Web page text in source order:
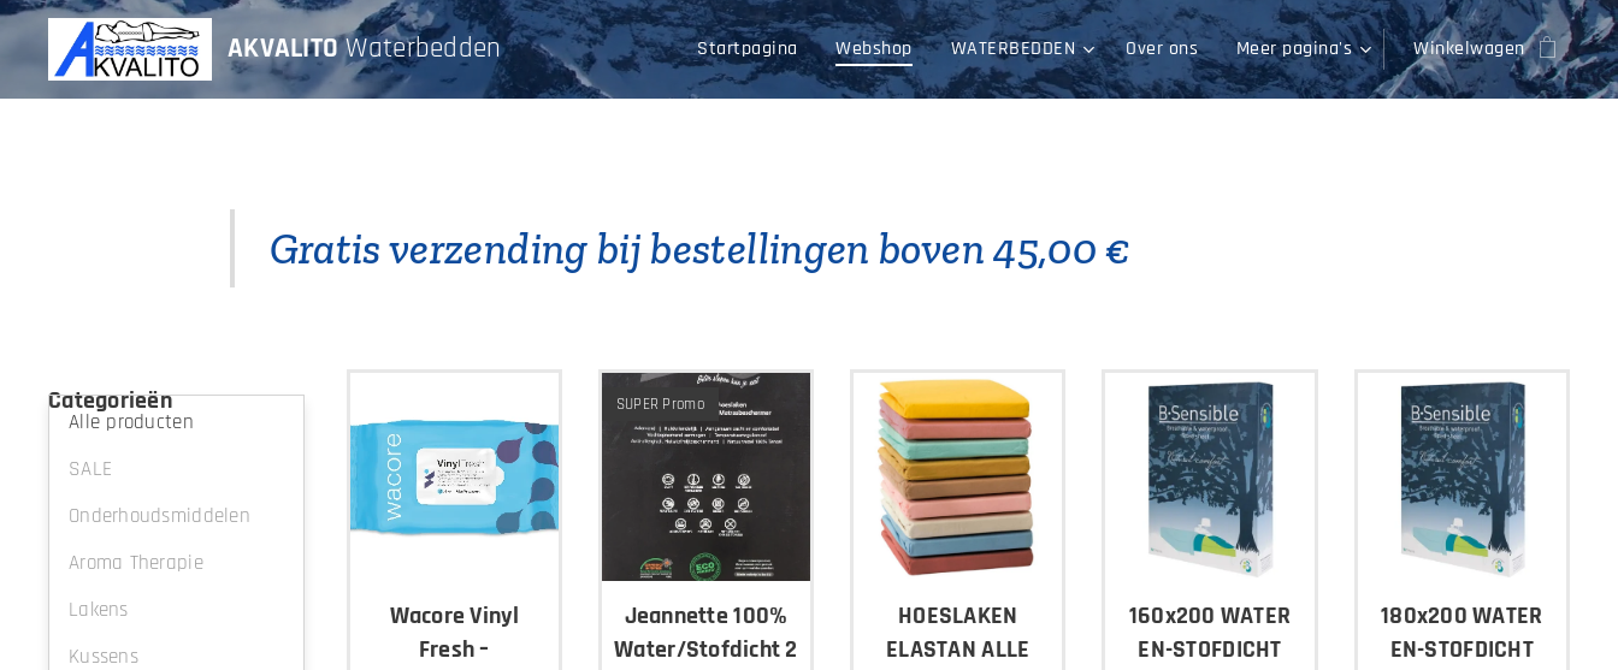
AKVALITOWaterbedden Startpagina Webshop WATERBEDDEN Over ons Meer pagina's Winkelwagen
Gratis verzending bij bestellingen boven 45,00 €
Categorieën
Alle producten
SALE
Onderhoudsmiddelen
Aroma Therapie
Lakens
Kussens
Wacore Vinyl
Fresh –
Jeannette 100%
Water/Stofdicht 2
SUPER Promo
HOESLAKEN
ELASTAN ALLE
160x200 WATER
EN-STOFDICHT
180x200 WATER
EN-STOFDICHT